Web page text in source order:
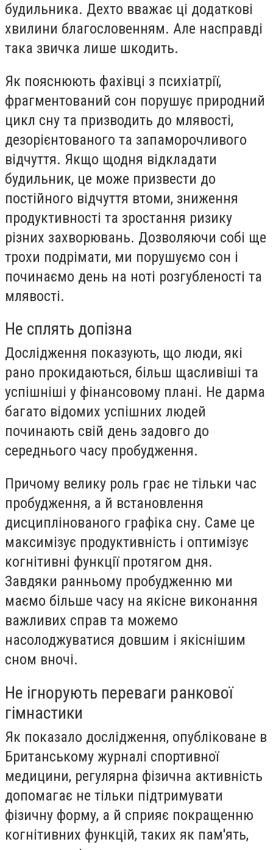
будильника. Дехто вважає ці додаткові
хвилини благословенням. Але насправді
така звичка лише шкодить.
Як пояснюють фахівці з психіатрії,
фрагментований сон порушує природний
цикл сну та призводить до млявості,
дезорієнтованого та запаморочливого
відчуття. Якщо щодня відкладати
будильник, це може призвести до
постійного відчуття втоми, зниження
продуктивності та зростання ризику
різних захворювань. Дозволяючи собі ще
трохи подрімати, ми порушуємо сон і
починаємо день на ноті розгубленості та
млявості.
Не сплять допізна
Дослідження показують, що люди, які
рано прокидаються, більш щасливіші та
успішніші у фінансовому плані. Не дарма
багато відомих успішних людей
починають свій день задовго до
середнього часу пробудження.
Причому велику роль грає не тільки час
пробудження, а й встановлення
дисциплінованого графіка сну. Саме це
максимізує продуктивність і оптимізує
когнітивні функції протягом дня.
Завдяки ранньому пробудженню ми
маємо більше часу на якісне виконання
важливих справ та можемо
насолоджуватися довшим і якіснішим
сном вночі.
Не ігнорують переваги ранкової
гімнастики
Як показало дослідження, опубліковане в
Британському журналі спортивної
медицини, регулярна фізична активність
допомагає не тільки підтримувати
фізичну форму, а й сприяє покращенню
когнітивних функцій, таких як пам'ять,